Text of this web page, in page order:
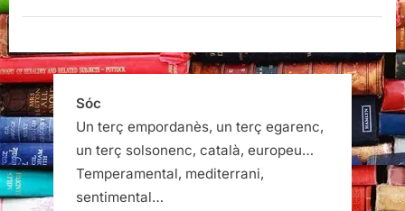
Sóc
Un terç empordanès, un terç egarenc,
un terç solsonenc, català, europeu…
Temperamental, mediterrani,
sentimental…